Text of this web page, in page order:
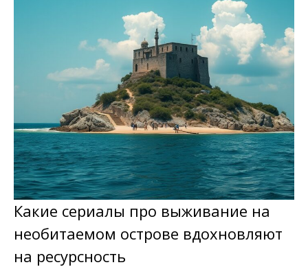
Какие сериалы про выживание на
необитаемом острове вдохновляют
на ресурсность